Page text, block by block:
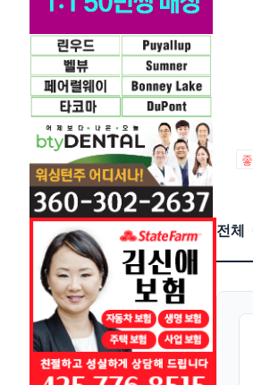
전체